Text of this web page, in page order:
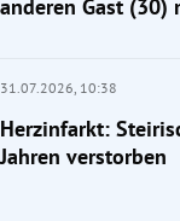
anderen Gast (30)
31.07.2026, 10:38
Herzinfarkt:
Jahren verstorben